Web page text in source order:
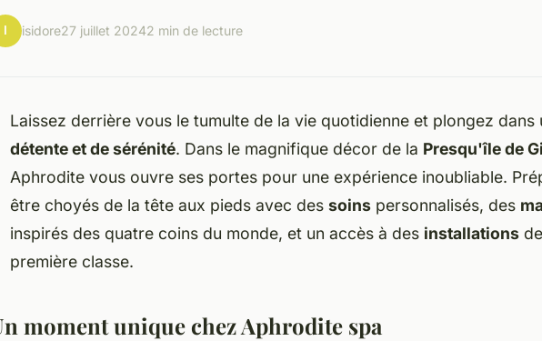
I isidore27 juillet 20242 min de lecture
Laissez derrière vous le tumulte de la vie quotidienne et plongez dans
détente et de sérénité. Dans le magnifique décor de la Presqu'île de
Aphrodite vous ouvre ses portes pour une expérience inoubliable.
être choyés de la tête aux pieds avec des soins personnalisés, des
inspirés des quatre coins du monde, et un accès à des installations
première classe.
moment unique chez Aphrodite spa